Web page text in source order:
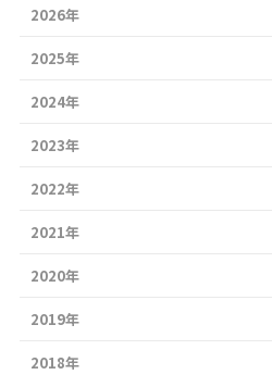
2026年
2025年
2024年
2023年
2022年
2021年
2020年
2019年
2018年